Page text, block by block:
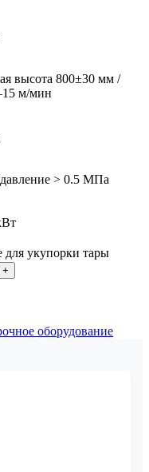
высота 800±30 мм /
м/мин
> 0.5 МПа
для укупорки тары
оборудование